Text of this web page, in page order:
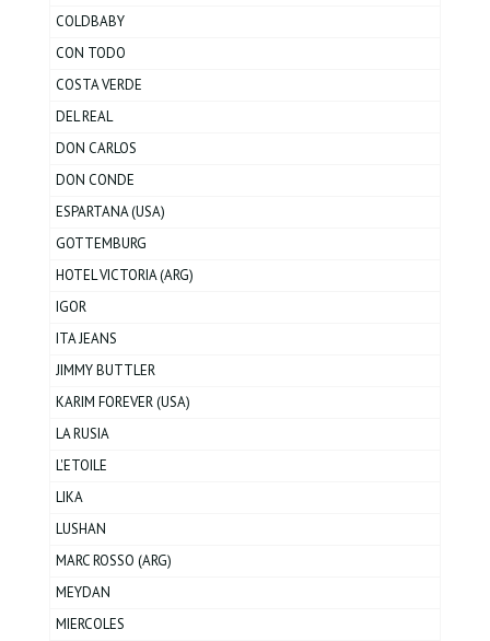
COLDBABY
CON TODO
COSTA VERDE
DEL REAL
DON CARLOS
DON CONDE
ESPARTANA (USA)
GOTTEMBURG
HOTEL VICTORIA (ARG)
IGOR
ITA JEANS
JIMMY BUTTLER
KARIM FOREVER (USA)
LA RUSIA
L'ETOILE
LIKA
LUSHAN
MARC ROSSO (ARG)
MEYDAN
MIERCOLES